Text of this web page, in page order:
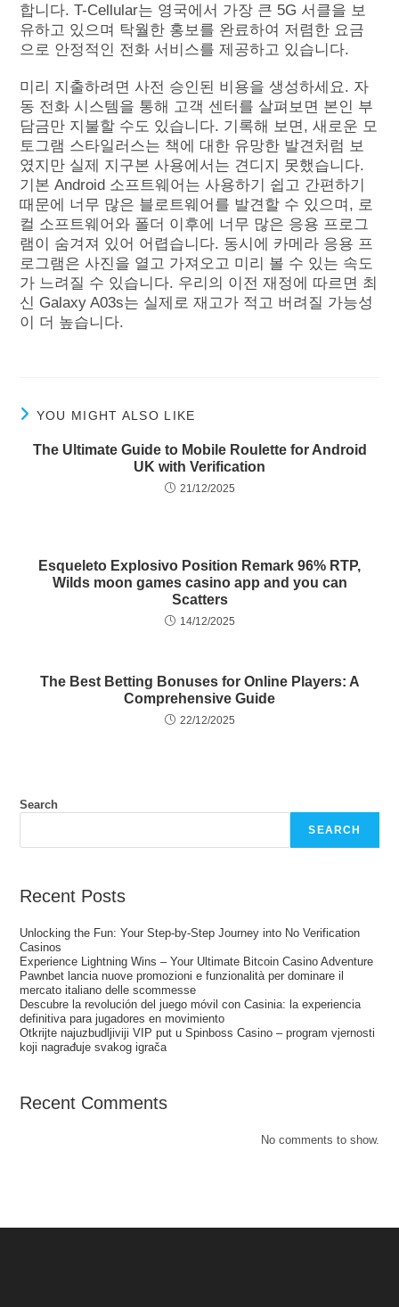
합니다. T-Cellular는 영국에서 가장 큰 5G 서클을 보
유하고 있으며 탁월한 홍보를 완료하여 저렴한 요금
으로 안정적인 전화 서비스를 제공하고 있습니다.
미리 지출하려면 사전 승인된 비용을 생성하세요. 자
동 전화 시스템을 통해 고객 센터를 살펴보면 본인 부
담금만 지불할 수도 있습니다. 기록해 보면, 새로운 모
토그램 스타일러스는 책에 대한 유망한 발견처럼 보
였지만 실제 지구본 사용에서는 견디지 못했습니다.
기본 Android 소프트웨어는 사용하기 쉽고 간편하기
때문에 너무 많은 블로트웨어를 발견할 수 있으며, 로
컬 소프트웨어와 폴더 이후에 너무 많은 응용 프로그
램이 숨겨져 있어 어렵습니다. 동시에 카메라 응용 프
로그램은 사진을 열고 가져오고 미리 볼 수 있는 속도
가 느려질 수 있습니다. 우리의 이전 재정에 따르면 최
신 Galaxy A03s는 실제로 재고가 적고 버려질 가능성
이 더 높습니다.
YOU MIGHT ALSO LIKE
The Ultimate Guide to Mobile Roulette for Android
UK with Verification
21/12/2025
Esqueleto Explosivo Position Remark 96% RTP,
Wilds moon games casino app and you can
Scatters
14/12/2025
The Best Betting Bonuses for Online Players: A
Comprehensive Guide
22/12/2025
Search
SEARCH
Recent Posts
Unlocking the Fun: Your Step‑by‑Step Journey into No Verification
Casinos
Experience Lightning Wins – Your Ultimate Bitcoin Casino Adventure
Pawnbet lancia nuove promozioni e funzionalità per dominare il
mercato italiano delle scommesse
Descubre la revolución del juego móvil con Casinia: la experiencia
definitiva para jugadores en movimiento
Otkrijte najuzbudljiviji VIP put u Spinboss Casino – program vjernosti
koji nagrađuje svakog igrača
Recent Comments
No comments to show.